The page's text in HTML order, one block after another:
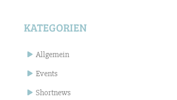
KATEGORIEN
Allgemein
Events
Shortnews